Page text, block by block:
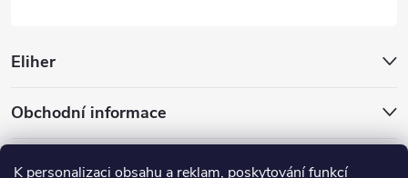
K personalizaci obsahu a reklam, poskytování funkcí
Eliher
Obchodní informace
Partnerské weby